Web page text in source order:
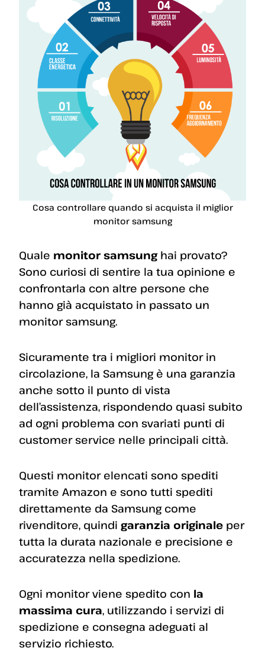
Cosa controllare quando si acquista il miglior
monitor samsung
Quale monitor samsunghai provato?
Sono curiosi di sentire la tua opinione e
confrontarla con altre persone che
hanno già acquistato in passato un
monitor samsung.
Sicuramente tra i migliori monitor in
circolazione, la Samsung è una garanzia
anche sotto il punto di vista
dell’assistenza, rispondendo quasi subito
ad ogni problema con svariati punti di
customer service nelle principali città.
Questi monitor elencati sono spediti
tramite Amazon e sono tutti spediti
direttamente da Samsung come
rivenditore, quindi garanzia originale per
tutta la durata nazionale e precisione e
accuratezza nella spedizione.
Ogni monitor viene spedito con la
massima cura, utilizzando i servizi di
spedizione e consegna adeguati al
servizio richiesto.